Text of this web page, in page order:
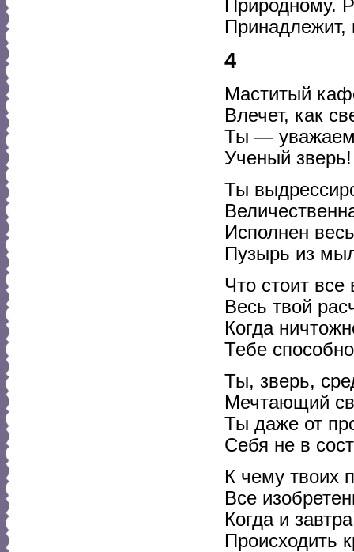
Природному.
Принадлежит,
4
Маститый
Влечет, как
Ты —
Ученый
Ты
Исполнен
Пузырь из
Что стоит все
Весь твой
Когда
Тебе
Ты, зверь,
Мечтающий
Ты даже от
Себя не в
К чему твоих
Все
Когда и
Происходить